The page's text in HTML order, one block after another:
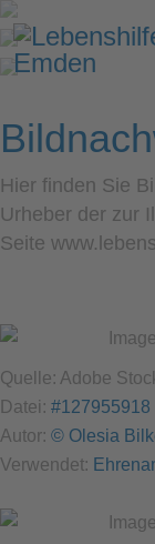
Hier finden Sie
Urheber der zur
Seite
Quelle: Adobe
Datei: #127955918
Autor: © Olesia
Verwendet: